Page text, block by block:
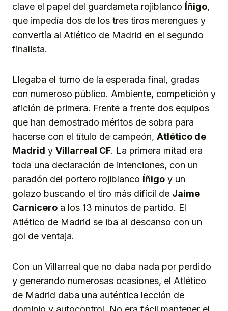
clave el papel del guardameta rojiblanco Íñigo,
que impedía dos de los tres tiros merengues y
convertía al Atlético de Madrid en el segundo
finalista.
Llegaba el turno de la esperada final, gradas
con numeroso público. Ambiente, competición y
afición de primera. Frente a frente dos equipos
que han demostrado méritos de sobra para
hacerse con el título de campeón, Atlético de
Madrid y Villarreal CF. La primera mitad era
toda una declaración de intenciones, con un
paradón del portero rojiblanco Íñigo y un
golazo buscando el tiro más difícil de Jaime
Carnicero a los 13 minutos de partido. El
Atlético de Madrid se iba al descanso con un
gol de ventaja.
Con un Villarreal que no daba nada por perdido
y generando numerosas ocasiones, el Atlético
de Madrid daba una auténtica lección de